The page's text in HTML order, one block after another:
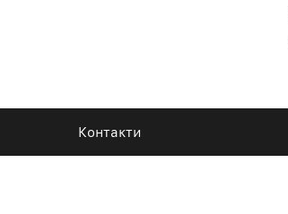
Контакти